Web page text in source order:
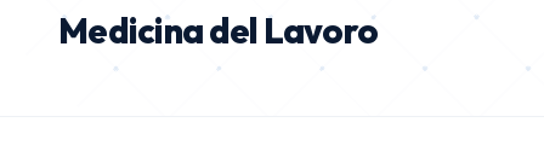
Medicina del Lavoro